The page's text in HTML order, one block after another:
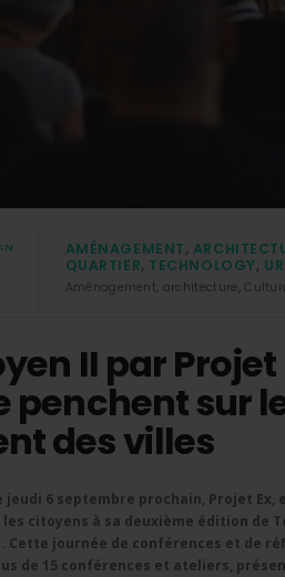
AMÉNAGEMENT,
QUARTIER, TECHNOLOGY,
Aménagement architecture ,
II par
penchent sur
des villes
jeudi 6 septembre prochain, Projet
les citoyens à sa deuxième édition
Cette journée de conférences et de
de 15 conférences et ateliers,